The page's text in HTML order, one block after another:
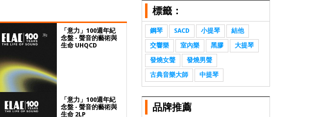
「意力」100週年紀
念盤 - 聲音的藝術與
生命 UHQCD
「意力」100週年紀
念盤 - 聲音的藝術與
生命 2LP
標籤：
鋼琴 SACD 小提琴
結他
交響樂
室內樂 黑膠
大提琴
發燒女聲
發燒男聲
古典音樂大師
中提琴
品牌推薦